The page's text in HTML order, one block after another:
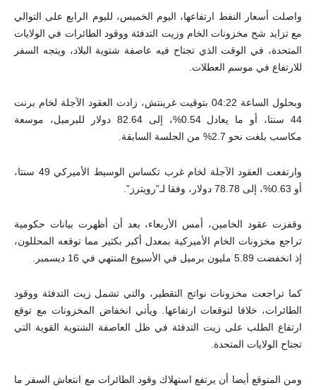
واصلت أسعار النفط ارتفاعها، اليوم الخميس، لليوم الرابع على التوالي
مع تزايد شح مخزونات الخام وزيت التدفئة ووقود الطائرات في الولايات
المتحدة، في الوقت الذي تجتاح فيه عاصفة شتوية البلاد، ويتجه السفر
للارتفاع في موسم العطلات.
وبحلول الساعة 04:22 بتوقيت غرينتش، زادت العقود الآجلة لخام برنت
44 سنتا، أو ما يعادل 0.54%، إلى 82.64 دولار للبرميل، موسعة
مكاسب بلغت نحو 2.7% من الجلسة السابقة.
وارتفعت العقود الآجلة لخام غرب تكساس الوسيط الأميركي 49 سنتا،
أو 0.63%، إلى 78.78 دولار، وفقا لـ”رويترز”.
وقفزت عقود الخامين، أمس الأربعاء، بعد أن أظهرت بيانات حكومية
تراجع مخزونات الخام الأميركية بمعدل أكبر بكثير مما توقعه المحللون،
إذ انخفضت 5.89 مليون برميل في الأسبوع المنتهي في 16 ديسمبر.
كما تراجعت مخزونات نواتج التقطير، والتي تشمل زيت التدفئة ووقود
الطائرات، خلافا لتوقعات ارتفاعها. ويأتي انخفاض المخزونات مع توقع
ارتفاع الطلب على زيت التدفئة في ظل العاصفة الشتوية القوية التي
تجتاح الولايات المتحدة.
ومن المتوقع أيضا أن يرتفع استهلاك وقود الطائرات مع انتعاش السفر ما